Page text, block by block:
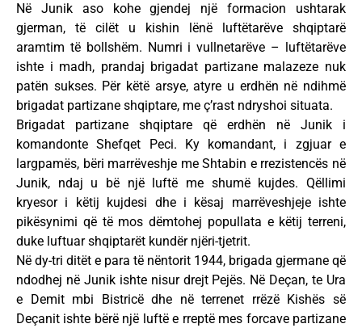
Në Junik aso kohe gjendej një formacion ushtarak
gjerman, të cilët u kishin lënë luftëtarëve shqiptarë
aramtim të bollshëm. Numri i vullnetarëve – luftëtarëve
ishte i madh, prandaj brigadat partizane malazeze nuk
patën sukses. Për këtë arsye, atyre u erdhën në ndihmë
brigadat partizane shqiptare, me ç’rast ndryshoi situata.
Brigadat partizane shqiptare që erdhën në Junik i
komandonte Shefqet Peci. Ky komandant, i zgjuar e
largpamës, bëri marrëveshje me Shtabin e rrezistencës në
Junik, ndaj u bë një luftë me shumë kujdes. Qëllimi
kryesor i këtij kujdesi dhe i kësaj marrëveshjeje ishte
pikësynimi që të mos dëmtohej popullata e këtij terreni,
duke luftuar shqiptarët kundër njëri-tjetrit.
Në dy-tri ditët e para të nëntorit 1944, brigada gjermane që
ndodhej në Junik ishte nisur drejt Pejës. Në Deçan, te Ura
e Demit mbi Bistricë dhe në terrenet rrëzë Kishës së
Deçanit ishte bërë një luftë e rreptë mes forcave partizane